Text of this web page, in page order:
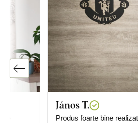
János T.
Produs foarte bine realizat